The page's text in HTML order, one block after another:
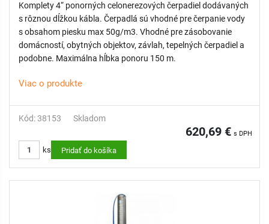
Komplety 4“ ponorných celonerezových čerpadiel dodávaných
s rôznou dĺžkou kábla. Čerpadlá sú vhodné pre čerpanie vody
s obsahom piesku max 50g/m3. Vhodné pre zásobovanie
domácností, obytných objektov, závlah, tepelných čerpadiel a
podobne. Maximálna hĺbka ponoru 150 m.
Viac o produkte
Kód: 38153 Skladom
620,69 € s DPH
ks Pridať do košíka